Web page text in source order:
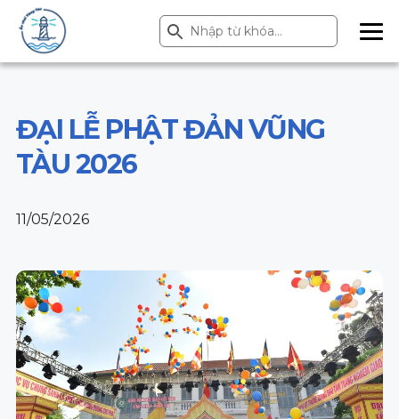
Search
for:
Search Button
ME
NU
ĐẠI LỄ PHẬT ĐẢN VŨNG
TÀU 2026
11/05/2026